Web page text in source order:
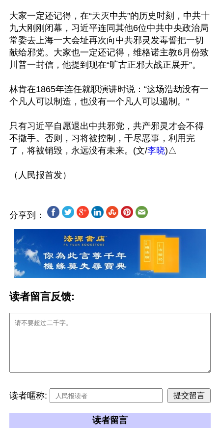
大家一定还记得，在“天灭中共”的历史时刻，中共十
九大刚刚闭幕，习近平连同其他6位中共中央政治局
常委去上海一大会址再次向中共邪灵发毒誓把一切
献给邪党。大家也一定还记得，维格诺主教6月份致
川普一封信，他提到现在“旷古正邪大战正展开”。
林肯在1865年连任就职演讲时说：“这场浩劫没有一
个凡人可以制造，也没有一个凡人可以遏制。”
只有习近平自愿退出中共邪党，共产邪灵才会不得
不撒手。否则，习将被控制，干尽恶事，利用完
了，将被销毁，永远没有未来。(文/李晓)△
分享到：
读者留言反馈:
读者暱称:
读者留言